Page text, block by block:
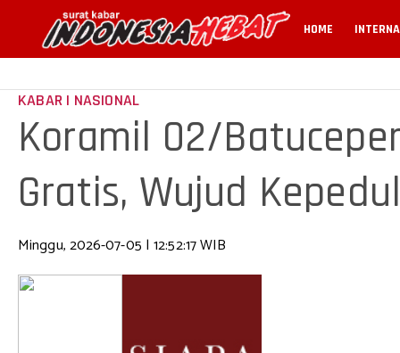
HOME
KABAR | NASIONAL
Koramil 02/
Gratis, Wujud
Minggu, 2026-07-05 | 12:52:17 WIB